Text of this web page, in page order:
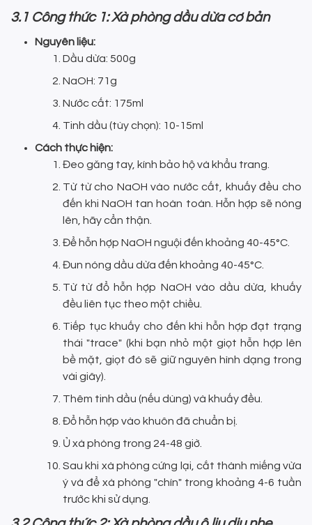
3.1 Công thức 1: Xà phòng dầu dừa cơ bản
Nguyên liệu:
Dầu dừa: 500g
NaOH: 71g
Nước cất: 175ml
Tinh dầu (tùy chọn): 10-15ml
Cách thực hiện:
Đeo găng tay, kính bảo hộ và khẩu trang.
Từ từ cho NaOH vào nước cất, khuấy đều cho
đến khi NaOH tan hoàn toàn. Hỗn hợp sẽ nóng
lên, hãy cẩn thận.
Để hỗn hợp NaOH nguội đến khoảng 40-45°C.
Đun nóng dầu dừa đến khoảng 40-45°C.
Từ từ đổ hỗn hợp NaOH vào dầu dừa, khuấy
đều liên tục theo một chiều.
Tiếp tục khuấy cho đến khi hỗn hợp đạt trạng
thái "trace" (khi bạn nhỏ một giọt hỗn hợp lên
bề mặt, giọt đó sẽ giữ nguyên hình dạng trong
vài giây).
Thêm tinh dầu (nếu dùng) và khuấy đều.
Đổ hỗn hợp vào khuôn đã chuẩn bị.
Ủ xà phòng trong 24-48 giờ.
Sau khi xà phòng cứng lại, cắt thành miếng vừa
ý và để xà phòng "chín" trong khoảng 4-6 tuần
trước khi sử dụng.